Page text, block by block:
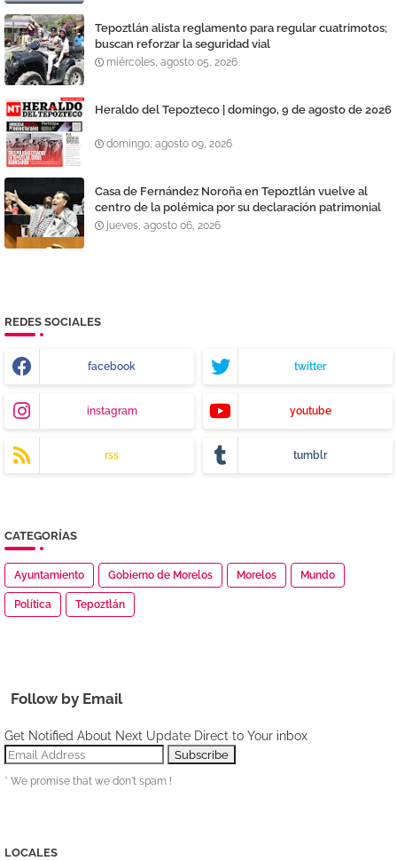
Tepoztlán alista reglamento para regular cuatrimotos;
buscan reforzar la seguridad vial
miércoles, agosto 05, 2026
Heraldo del Tepozteco | domingo, 9 de agosto de 2026
domingo, agosto 09, 2026
Casa de Fernández Noroña en Tepoztlán vuelve al
centro de la polémica por su declaración patrimonial
jueves, agosto 06, 2026
REDES SOCIALES
facebook twitter
instagram youtube
rss tumblr
CATEGORÍAS
Ayuntamiento Gobierno de Morelos Morelos Mundo
Política Tepoztlán
Follow by Email
Get Notified About Next Update Direct to Your inbox
* We promise that we don't spam !
LOCALES